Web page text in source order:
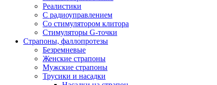
Реалистики
С радиоуправлением
Со стимулятором клитора
Стимуляторы G-точки
Страпоны, фаллопротезы
Безремневые
Женские страпоны
Мужские страпоны
Трусики и насадки